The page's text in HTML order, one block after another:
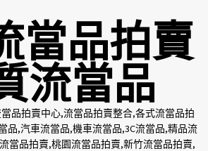
當品拍賣
流當品
品拍賣中心,流當品拍賣整合,各式流當品拍
品,汽車流當品,機車流當品,3C流當品,精品流
當品拍賣,桃園流當品拍賣,新竹流當品拍賣,